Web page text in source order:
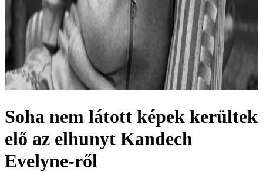
Soha nem látott képek kerültek
elő az elhunyt Kandech
Evelyne-ről